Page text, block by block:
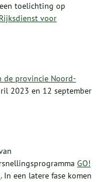
toelichting op
voor
de provincie Noord-
2023 en 12 september
GO!
. In een latere fase komen